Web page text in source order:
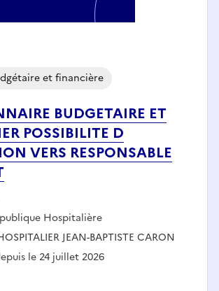
BUDGETAIRE ET
POSSIBILITE D
VERS RESPONSABLE
et financière
:
:Hospitalière
:
JEAN-BAPTISTE CARON
le 24 juillet 2026